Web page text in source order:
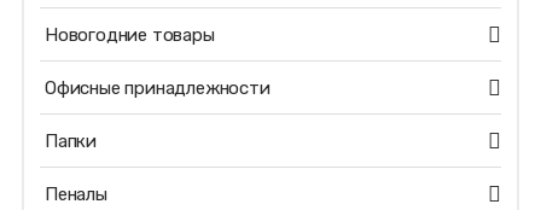
Новогодние товары
Офисные принадлежности
Папки
Пеналы